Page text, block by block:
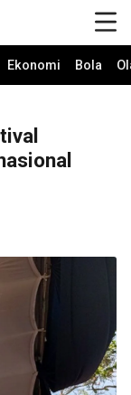
Ekonomi Bola